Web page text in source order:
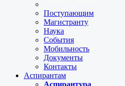
Поступающим
Магистранту
Наука
События
Мобильность
Документы
Контакты
Аспирантам
Аспирантура